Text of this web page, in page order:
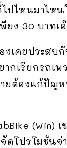
ปไหนมาไหน
ยง 30 บาทเอ๊
งเคยประสบ
กเรียกรถเพ
ยต้องแก้ปัญห
(Win)
ดโปรโมชันจ่า